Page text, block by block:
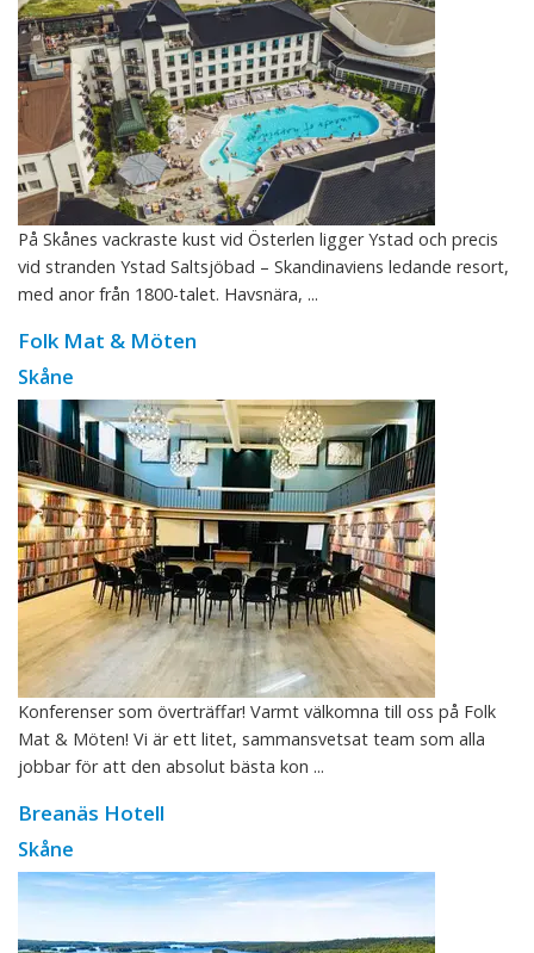
På Skånes vackraste kust vid Österlen ligger Ystad och precis
vid stranden Ystad Saltsjöbad – Skandinaviens ledande resort,
med anor från 1800-talet. Havsnära, ...
Folk Mat & Möten
Skåne
Konferenser som överträffar! Varmt välkomna till oss på Folk
Mat & Möten! Vi är ett litet, sammansvetsat team som alla
jobbar för att den absolut bästa kon ...
Breanäs Hotell
Skåne